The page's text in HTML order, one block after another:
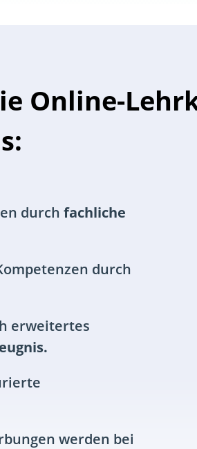
Online-
durch fachliche
durch
erweitertes
werden bei